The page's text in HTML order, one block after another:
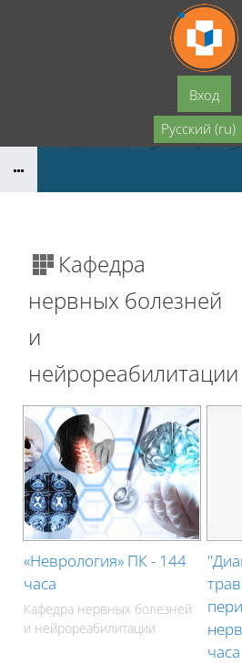
Перейти к основному содержанию
Вход
Русский ‎(ru)‎
Кафедра
нервных болезней
и
нейрореабилитации
«Неврология» ПК - 144
часа
Кафедра нервных болезней
и нейрореабилитации
часа